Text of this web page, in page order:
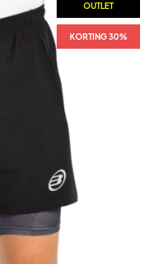
OUTLET
KORTING 30%
OUTLET
KORTING 30%
OUTLET
KORTING 30%
OUTLET
KORTING 30%